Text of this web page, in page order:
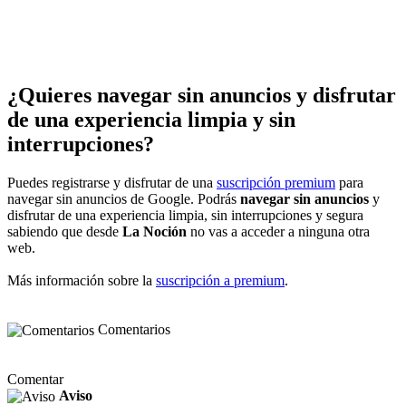
¿Quieres navegar sin anuncios y disfrutar
de una experiencia limpia y sin
interrupciones?
Puedes registrarse y disfrutar de una suscripción premium para
navegar sin anuncios de Google. Podrás navegar sin anuncios y
disfrutar de una experiencia limpia, sin interrupciones y segura
sabiendo que desde La Noción no vas a acceder a ninguna otra
web.
Más información sobre la suscripción a premium.
Comentarios
Comentar
Aviso